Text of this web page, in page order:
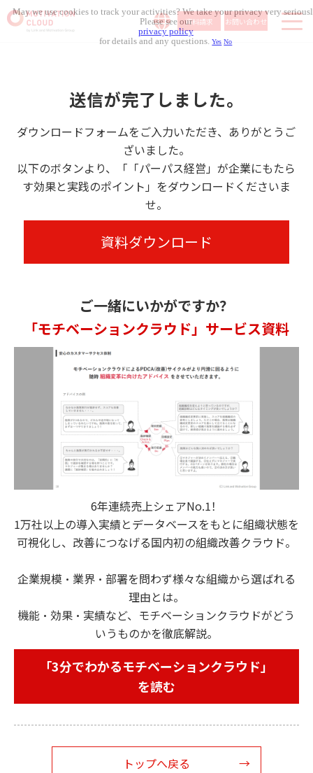
資料請求 お問い合わせ
料金体系
無料セミナー
お役立ち資料
コラム記事
組織人事メディア
送信が完了しました。
ダウンロードフォームをご入力いただき、ありがとうご
ざいました。
以下のボタンより、「「パーパス経営」が企業にもたら
す効果と実践のポイント」をダウンロードくださいま
せ。
資料ダウンロード
ご一緒にいかがですか？
「モチベーションクラウド」サービス資料
6年連続売上シェアNo.1！
1万社以上の導入実績とデータベースをもとに組織状態を
可視化し、改善につなげる国内初の組織改善クラウド。
企業規模・業界・部署を問わず様々な組織から選ばれる
理由とは。
機能・効果・実績など、モチベーションクラウドがどう
いうものかを徹底解説。
「3分でわかるモチベーションクラウド」
を読む
トップへ戻る
May we use cookies to track your activities? We take your privacy very
Please see our
privacy policy
for details and any questions.Yes No